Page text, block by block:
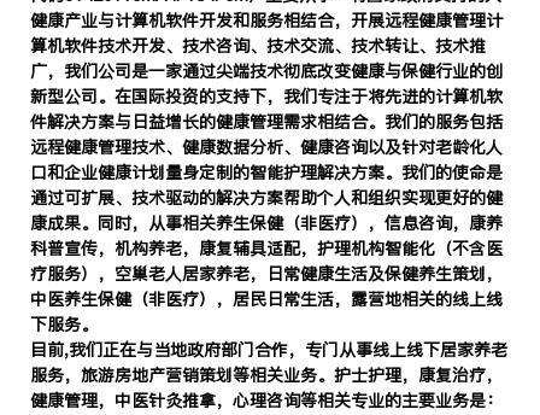
健康产业与计算机软件开发和服务相结合， 开展远程健康管理计
算机软件技术开发、技术咨询、技术交流、技术转让、技术推
广， 我们公司是一家通过尖端技术彻底改变健康与保健行业的创
新型公司。在国际投资的支持下，我们专注于将先进的计算机软
件解决方案与日益增长的健康管理需求相结合。我们的服务包括
远程健康管理技术、健康数据分析、健康咨询以及针对老龄化人
口和企业健康计划量身定制的智能护理解决方案。我们的使命是
通过可扩展、技术驱动的解决方案帮助个人和组织实现更好的健
康成果。 同时，从事相关养生保健（非医疗），信息咨询，康养
科普宣传，机构养老，康复辅具适配，护理机构智能化（不含医
疗服务），空巢老人居家养老，日常健康生活及保健养生策划，
中医养生保健（非医疗），居民日常生活，露营地相关的线上线
下服务。
目前,我们正在与当地政府部门合作，专门从事线上线下居家养老
服务，旅游房地产营销策划等相关业务。护士护理，康复治疗，
健康管理，中医针灸推拿，心理咨询等相关专业的主要业务是：